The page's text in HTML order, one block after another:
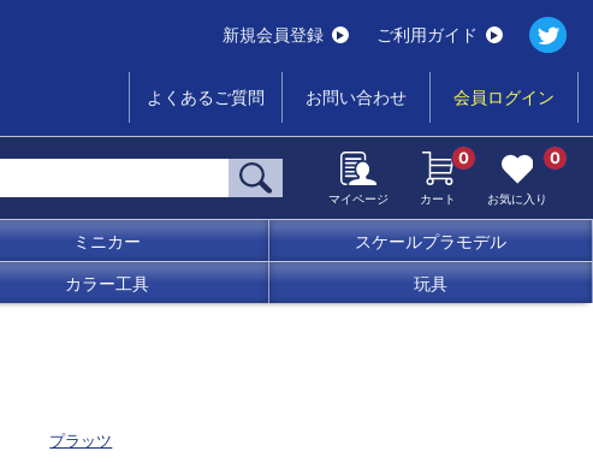
新規会員登録 ご利用ガイド
よくあるご質問 お問い合わせ 会員ログイン
マイページ カート
0
お気に入り
0
ミニカー スケールプラモデル
カラー工具 玩具
プラッツ